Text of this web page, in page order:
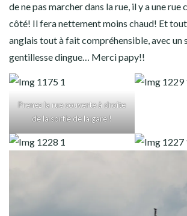
de ne pas marcher dans la rue, il y a une rue
côté! Il fera nettement moins chaud! Et tout
anglais tout à fait compréhensible, avec un
gentillesse dingue… Merci papy!!
Prenez la rue couverte à droite
de la sortie de la gare !